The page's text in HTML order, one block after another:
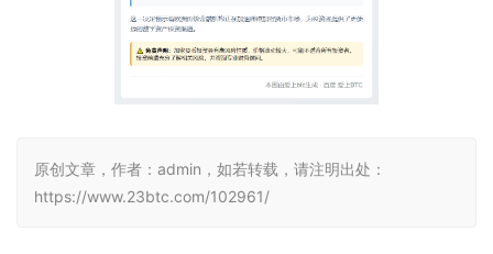
原创文章，作者：admin，如若转载，请注明出处：
https://www.23btc.com/102961/